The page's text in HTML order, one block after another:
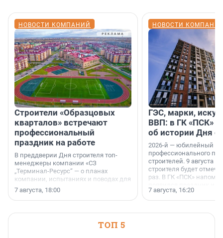
НОВОСТИ КОМПАНИЙ
Строители «Образцовых
кварталов» встречают
профессиональный
праздник на работе
В преддверии Дня строителя топ-
менеджеры компании «СЗ
„Терминал-Ресурс“ — о планах
компании, испытаниях и поводах для
осторожного оптимизма.
7 августа, 18:00
НОВОСТИ
ГЭС, марки,
ВВП: в ГК «ПСК»
об истории Дня
2026-й — юбилейный
профессионального
строителей. 9 августа
строителя будет
раз. В ГК «ПСК»
поменялась роль
7 августа, 16:20
ТОП 5